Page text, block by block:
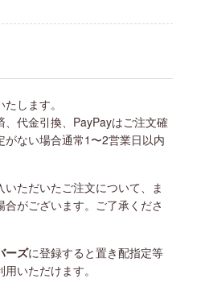
します。
、代金引換、PayPayはご注文確
がない場合通常1〜2営業日以内
ただいたご注文について、ま
合がございます。ご了承くださ
ーズに登録すると置き配指定等
いただけます。